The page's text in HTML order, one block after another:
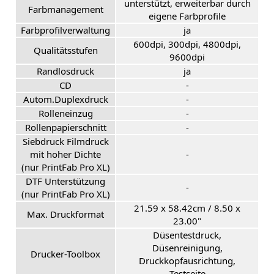
Farbmanagement
unterstützt, erweiterbar durch
eigene Farbprofile
Farbprofilverwaltung
ja
Qualitätsstufen
600dpi, 300dpi, 4800dpi,
9600dpi
Randlosdruck
ja
CD
-
Autom.Duplexdruck
-
Rolleneinzug
-
Rollenpapierschnitt
-
Siebdruck Filmdruck
mit hoher Dichte
(nur PrintFab Pro XL)
-
DTF Unterstützung
(nur PrintFab Pro XL)
-
Max. Druckformat
21.59 x 58.42cm / 8.50 x
23.00"
Drucker-Toolbox
Düsentestdruck,
Düsenreinigung,
Druckkopfausrichtung,